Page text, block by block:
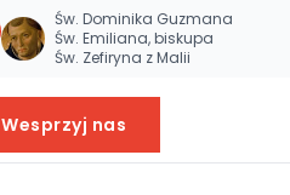
Św. Dominika Guzmana
Św. Emiliana, biskupa
Św. Zefiryna z Malii
Wesprzyj nas